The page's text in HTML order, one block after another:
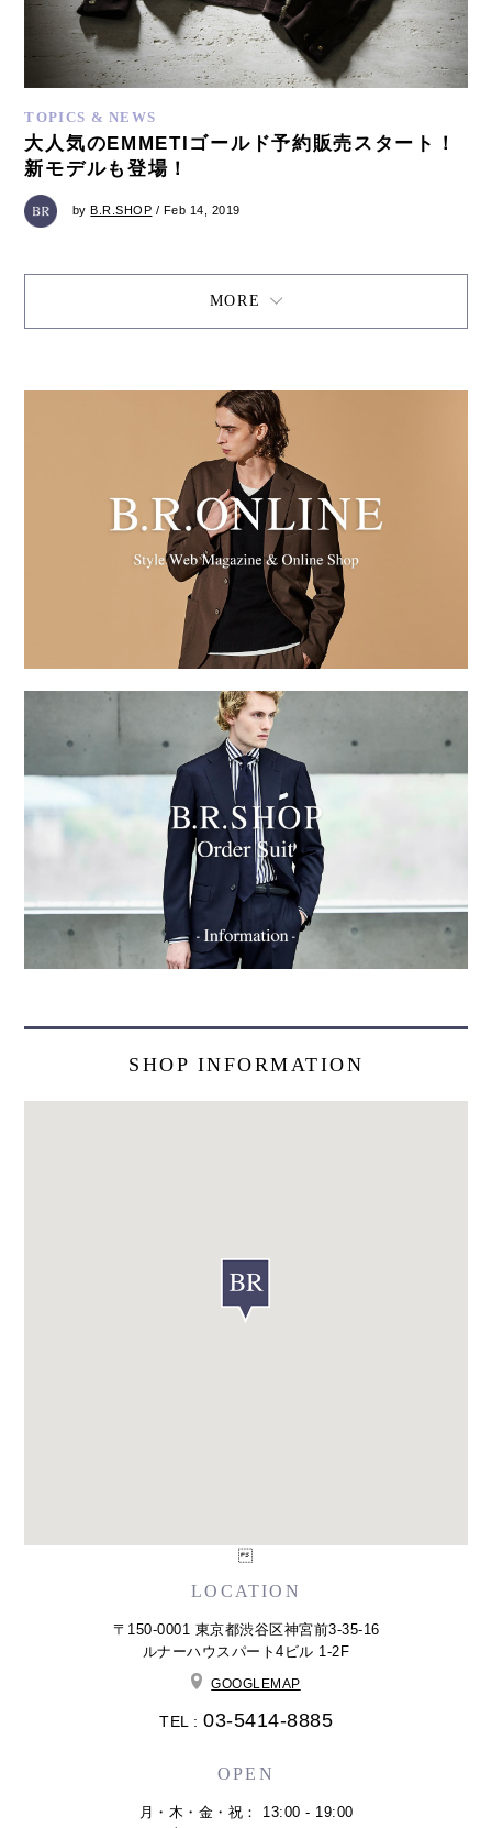
TOPICS & NEWS
大人気のEMMETIゴールド予約販売スタート！
新モデルも登場！
by B.R.SHOP / Feb 14, 2019
MORE
SHOP INFORMATION
LOCATION
〒150-0001 東京都渋谷区神宮前3-35-16
ルナーハウスパート4ビル 1-2F
GOOGLEMAP
TEL : 03-5414-8885
OPEN
月・木・金・祝： 13:00 - 19:00